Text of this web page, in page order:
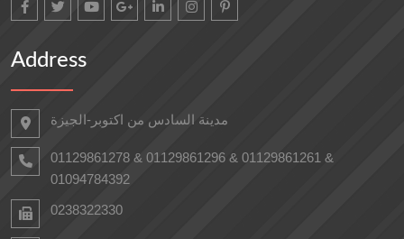
Address
مدينة السادس من اكتوبر-الجيزة
01129861278 & 01129861296 & 01129861261 &
01094784392
0238322330